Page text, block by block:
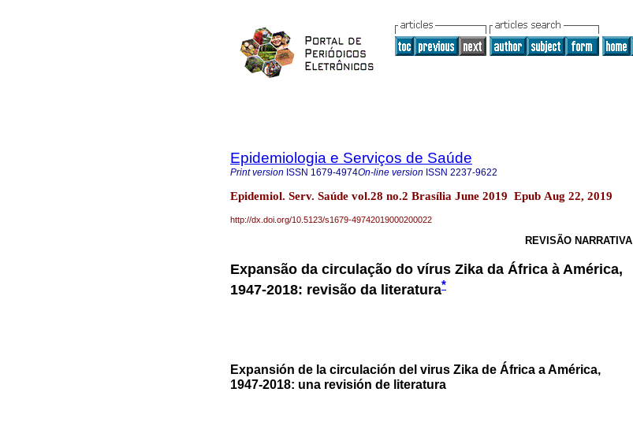
Epidemiologia e Serviços de Saúde
Print version ISSN 1679-4974On-line version ISSN 2237-9622
Epidemiol. Serv. Saúde vol.28 no.2 Brasília June 2019 Epub Aug 22, 2019
http://dx.doi.org/10.5123/s1679-49742019000200022
REVISÃO NARRATIVA
Expansão da circulação do vírus Zika da África à América,
1947-2018: revisão da literatura*
Expansión de la circulación del virus Zika de África a América,
1947-2018: una revisión de literatura